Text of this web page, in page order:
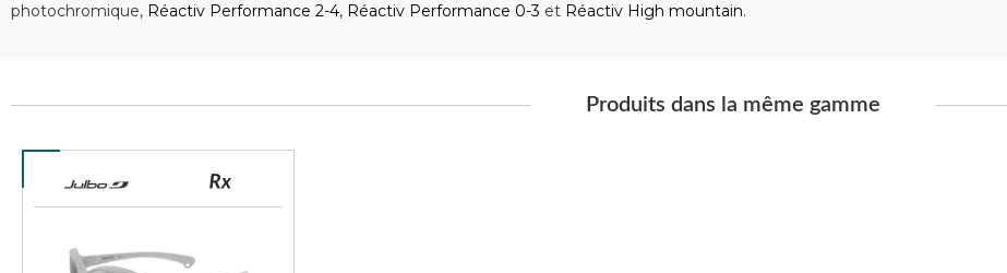
photochromique, Réactiv Performance 2-4, Réactiv Performance 0-3 et Réactiv High mountain.
Produits dans la même gamme